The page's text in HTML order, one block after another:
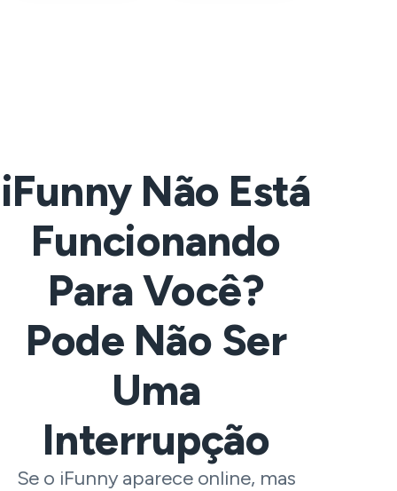
iFunny Não Está
Funcionando
Para Você?
Pode Não Ser
Uma
Interrupção
Se o iFunny aparece online, mas